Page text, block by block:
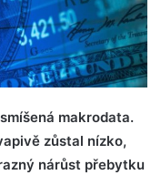
makrodata.
zůstal nízko,
nárůst přebytku